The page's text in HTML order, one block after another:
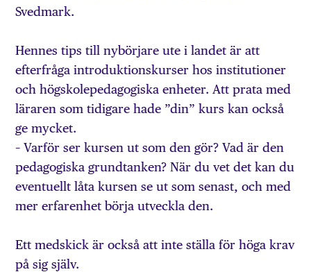
Svedmark.
Hennes tips till nybörjare ute i landet är att
efterfråga introduktionskurser hos institutioner
och högskolepedagogiska enheter. Att prata med
läraren som tidigare hade ”din” kurs kan också
ge mycket.
– Varför ser kursen ut som den gör? Vad är den
pedagogiska grundtanken? När du vet det kan du
eventuellt låta kursen se ut som senast, och med
mer erfarenhet börja utveckla den.
Ett medskick är också att inte ställa för höga krav
på sig själv.